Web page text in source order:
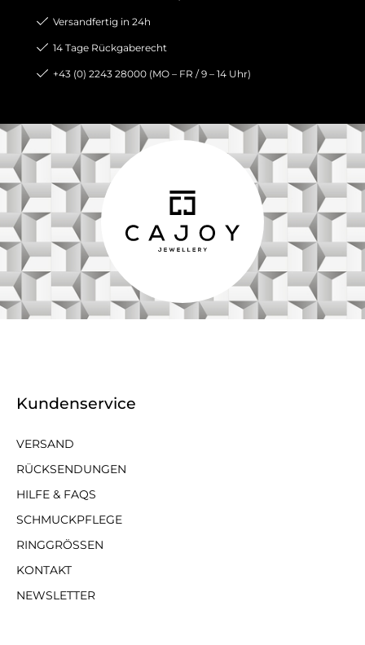
Versandfertig in 24h
14 Tage Rückgaberecht
+43 (0) 2243 28000 (MO – FR / 9 – 14 Uhr)
Kundenservice
VERSAND
RÜCKSENDUNGEN
HILFE & FAQS
SCHMUCKPFLEGE
RINGGRÖSSEN
KONTAKT
NEWSLETTER